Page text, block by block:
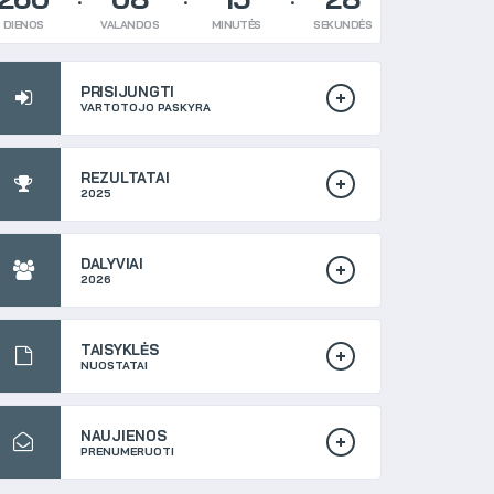
DIENOS VALANDOS MINUTĖS SEKUNDĖS
PRISIJUNGTI
VARTOTOJO PASKYRA
REZULTATAI
2025
DALYVIAI
2026
TAISYKLĖS
NUOSTATAI
NAUJIENOS
PRENUMERUOTI